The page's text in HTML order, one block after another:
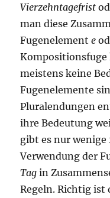
Vierzehntagefrist
man diese
Fugenelement e
Kompositionsfuge
meistens keine
Fugenelemente
Pluralendungen
ihre Bedeutung
gibt es nur wenige
Verwendung der
Tag in
Regeln. Richtig ist